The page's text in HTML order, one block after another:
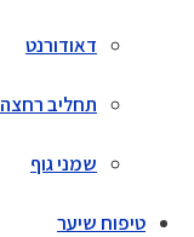
דאודורנט
תחליב רחצה
שמני גוף
טיפוח שיער